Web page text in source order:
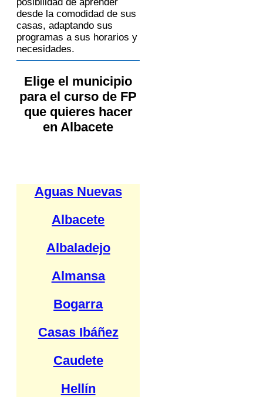
desde la comodidad de sus
casas, adaptando sus
programas a sus horarios y
necesidades.
Elige el municipio
para el curso de FP
que quieres hacer
en Albacete
Aguas Nuevas
Albacete
Albaladejo
Almansa
Bogarra
Casas Ibáñez
Caudete
Hellín